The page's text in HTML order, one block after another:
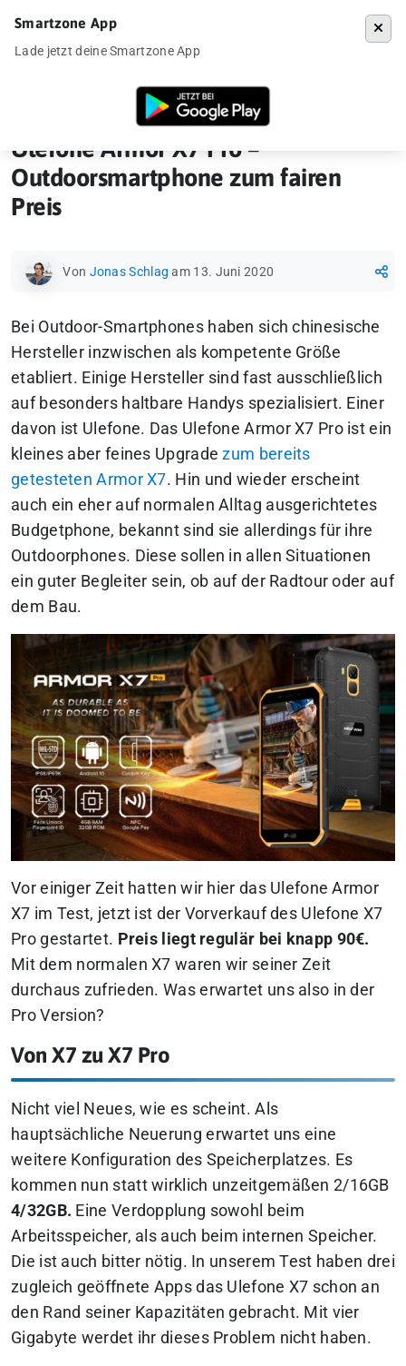
Ankündigung Ulefone Armor X7 Pro –
Ulefone Armor X7 Pro –
Outdoorsmartphone zum fairen
Preis
Von Jonas Schlag am 13. Juni 2020
Bei Outdoor-Smartphones haben sich chinesische
Hersteller inzwischen als kompetente Größe
etabliert. Einige Hersteller sind fast ausschließlich
auf besonders haltbare Handys spezialisiert. Einer
davon ist Ulefone. Das Ulefone Armor X7 Pro ist ein
kleines aber feines Upgradezum bereits
getesteten Armor X7. Hin und wieder erscheint
auch ein eher auf normalen Alltag ausgerichtetes
Budgetphone, bekannt sind sie allerdings für ihre
Outdoorphones. Diese sollen in allen Situationen
ein guter Begleiter sein, ob auf der Radtour oder auf
dem Bau.
Vor einiger Zeit hatten wir hier das Ulefone Armor
X7 im Test, jetzt ist der Vorverkauf des Ulefone X7
Pro gestartet. Preis liegt regulär bei knapp 90€.
Mit dem normalen X7 waren wir seiner Zeit
durchaus zufrieden. Was erwartet uns also in der
Pro Version?
Von X7 zu X7 Pro
Nicht viel Neues, wie es scheint. Als
hauptsächliche Neuerung erwartet uns eine
weitere Konfiguration des Speicherplatzes. Es
kommen nun statt wirklich unzeitgemäßen 2/16GB
4/32GB. Eine Verdopplung sowohl beim
Arbeitsspeicher, als auch beim internen Speicher.
Die ist auch bitter nötig. In unserem Test haben drei
zugleich geöffnete Apps das Ulefone X7 schon an
den Rand seiner Kapazitäten gebracht. Mit vier
Gigabyte werdet ihr dieses Problem nicht haben.
Smartzone App
Lade jetzt deine Smartzone App